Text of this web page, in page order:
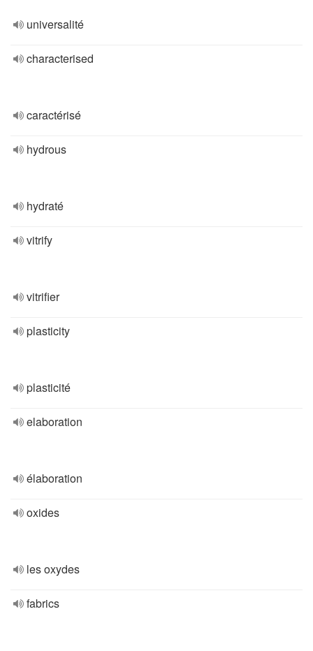
universalité
characterised
caractérisé
hydrous
hydraté
vitrify
vitrifier
plasticity
plasticité
elaboration
élaboration
oxides
les oxydes
fabrics